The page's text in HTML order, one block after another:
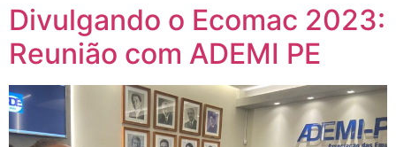
Divulgando o Ecomac 2023:
Reunião com ADEMI PE